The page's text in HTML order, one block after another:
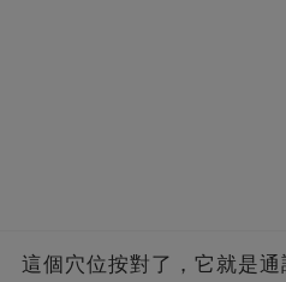
這個穴位按對了，它就是